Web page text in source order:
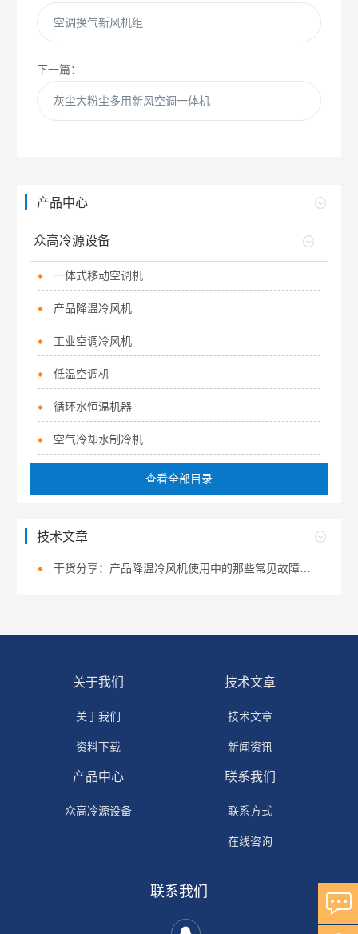
空调换气新风机组
下一篇：
灰尘大粉尘多用新风空调一体机
产品中心
众高冷源设备
一体式移动空调机
产品降温冷风机
工业空调冷风机
低温空调机
循环水恒温机器
空气冷却水制冷机
查看全部目录
技术文章
关于我们
关于我们
资料下载
技术文章
技术文章
新闻资讯
产品中心
众高冷源设备
联系我们
联系方式
在线咨询
联系我们